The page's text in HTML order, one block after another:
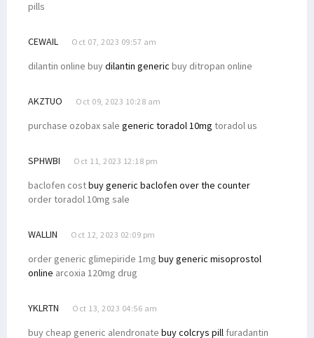
pills
CEWAIL Oct 07, 2023 09:57 am
dilantin online buydilantin generic buy ditropan online
AKZTUO Oct 09, 2023 10:28 am
purchase ozobax sale generic toradol 10mg toradol us
SPHWBI Oct 11, 2023 12:18 pm
baclofen costbuy generic baclofen over the counter
order toradol 10mg sale
WALLIN Oct 12, 2023 02:09 pm
order generic glimepiride 1mg buy generic misoprostol
online arcoxia 120mg drug
YKLRTN Oct 13, 2023 04:56 am
buy cheap generic alendronate buy colcrys pill furadantin